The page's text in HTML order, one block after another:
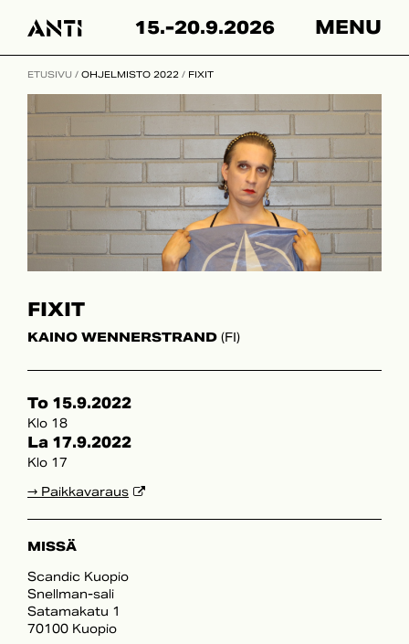
content
15.-20.9.2026 MENU
ETUSIVU / OHJELMISTO 2022 / FIXIT
FIXIT
KAINO WENNERSTRAND (FI)
To 15.9.2022
Klo 18
La 17.9.2022
Klo 17
→ Paikkavaraus
MISSÄ
Scandic Kuopio
Snellman-sali
Satamakatu 1
70100 Kuopio